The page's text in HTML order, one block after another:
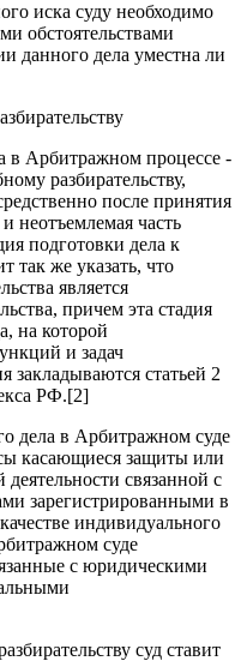
иска суду необходимо
обстоятельствами
данного дела уместна ли
в Арбитражном процессе -
разбирательству,
после принятия
неотъемлемая часть
подготовки дела к
так же указать, что
является
причем эта стадия
на которой
и задач
закладываются статьей 2
РФ.[2]
дела в Арбитражном суде
касающиеся защиты или
связанной с
зарегистрированными в
индивидуального
суде
с юридическими
суд ставит